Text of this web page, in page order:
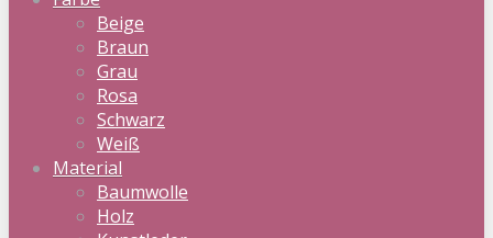
Beige
Braun
Grau
Rosa
Schwarz
Weiß
Material
Baumwolle
Holz